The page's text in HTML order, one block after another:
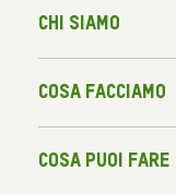
Chi siamo
Cosa facciamo
Cosa puoi fare